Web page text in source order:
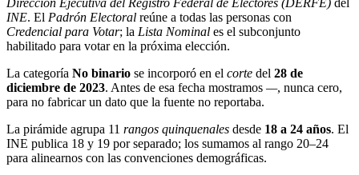
Dirección Ejecutiva del Registro Federal de Electores (DERFE) del
INE. El Padrón Electoral reúne a todas las personas con
Credencial para Votar; la Lista Nominal es el subconjunto
habilitado para votar en la próxima elección.
La categoría No binario se incorporó en el corte del 28 de
diciembre de 2023. Antes de esa fecha mostramos —, nunca cero,
para no fabricar un dato que la fuente no reportaba.
La pirámide agrupa 11 rangos quinquenales desde 18 a 24 años. El
INE publica 18 y 19 por separado; los sumamos al rango 20–24
para alinearnos con las convenciones demográficas.